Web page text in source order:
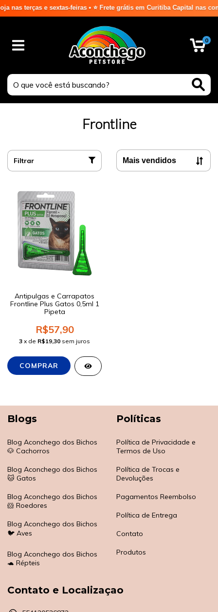
terças e sextas-feiras • ⭐ Frete grátis em Curitiba Capital nas
0
Frontline
Filtrar
Antipulgas e Carrapatos
Frontline Plus Gatos 0,5ml 1
Pipeta
R$57,90
3 x de R$19,30 sem juros
Blogs
Blog Aconchego dos Bichos
🐶 Cachorros
Blog Aconchego dos Bichos
🐱 Gatos
Blog Aconchego dos Bichos
🐹 Roedores
Blog Aconchego dos Bichos
🐦 Aves
Blog Aconchego dos Bichos
🐢 Répteis
Políticas
Política de Privacidade e
Termos de Uso
Política de Trocas e
Devoluções
Pagamentos Reembolso
Política de Entrega
Contato
Produtos
Contato e Localizaçao